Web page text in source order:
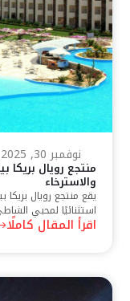
نوفمبر 30, 2025
منتجع رويال
والاسترخاء
يقع منتجع رويال
استثنائيًا لمحبي
اقرأ المقال كاملًا